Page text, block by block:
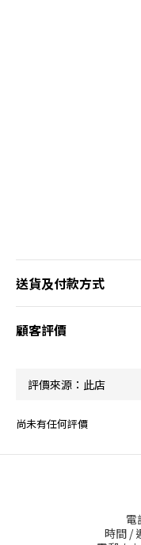
送貨及付款方式
顧客評價
尚未有任何評價
電
時間 /